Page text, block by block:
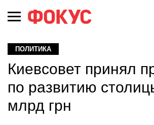
ПОЛИТИКА
Киевсовет принял
по развитию
млрд грн